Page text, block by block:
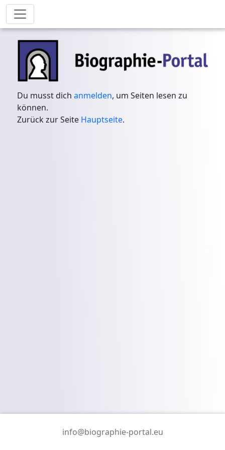
Du musst dichanmelden, um Seiten lesen zu
können.
Zurück zur Seite Hauptseite.
info@biographie-portal.eu